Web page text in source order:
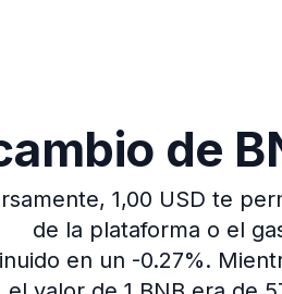
de
1,00 USD te
de la plataforma o el
en un -0.27%.